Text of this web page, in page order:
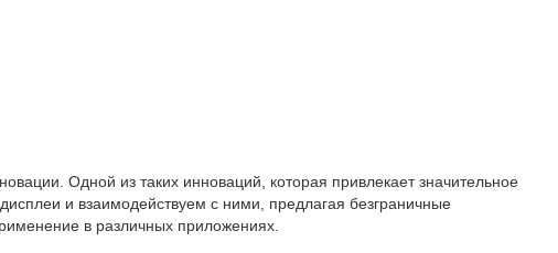
Одной из таких инноваций, которая привлекает значительное
и взаимодействуем с ними, предлагая безграничные
в различных приложениях.